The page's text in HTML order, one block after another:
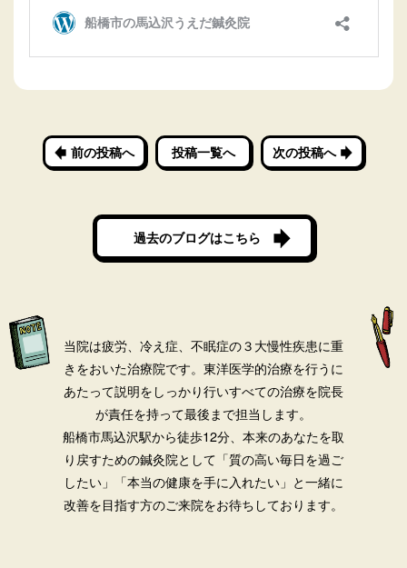
前の投稿へ 投稿一覧へ 次の投稿へ
過去のブログはこちら
当院は疲労、冷え症、不眠症の３大慢性疾患に重
きをおいた治療院です。 東洋医学的治療を行うに
あたって説明をしっかり行いすべての治療を院長
が責任を持って最後まで担当します。
船橋市馬込沢駅から徒歩12分、本来のあなたを取
り戻すための鍼灸院として「質の高い毎日を過ご
したい」「本当の健康を手に入れたい」と一緒に
改善を目指す方のご来院をお待ちしております。